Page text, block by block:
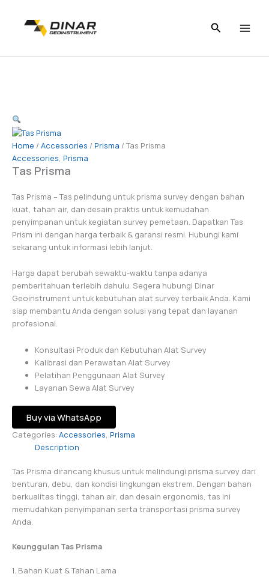
Home / Accessories / Prisma / Tas Prisma
Accessories Prisma
Tas Prisma
Tas Prisma – Tas pelindung untuk prisma survey dengan bahan
kuat, tahan air, dan desain praktis untuk kemudahan
penyimpanan untuk kegiatan survey pemetaan. Dapatkan Tas
Prism ini dengan harga terbaik & garansi resmi. Hubungi kami
sekarang untuk informasi lebih lanjut.
Harga dapat berubah sewaktu-waktu tanpa adanya
pemberitahuan terlebih dahulu. Segera hubungi Dinar
Geoinstrument untuk kebutuhan alat survey terbaik Anda. Kami
siap membantu Anda dengan solusi yang tepat dan layanan
profesional.
Konsultasi Produk dan Kebutuhan Alat Survey
Kalibrasi dan Perawatan Alat Survey
Pelatihan Penggunaan Alat Survey
Layanan Sewa Alat Survey
Buy via WhatsApp
Categories: Accessories, Prisma
Description
Tas Prisma dirancang khusus untuk melindungi prisma survey dari
benturan, debu, dan kondisi lingkungan ekstrem. Dengan bahan
berkualitas tinggi, tahan air, dan desain ergonomis, tas ini
memudahkan penyimpanan serta transportasi prisma survey
Anda.
Keunggulan Tas Prisma
1. Bahan Kuat & Tahan Lama